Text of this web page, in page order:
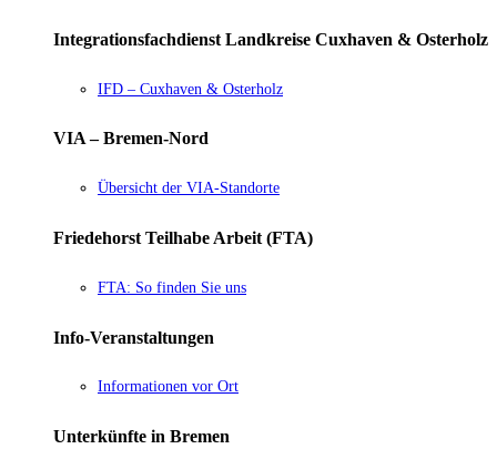
Integrationsfachdienst Landkreise Cuxhaven & Osterholz
IFD – Cuxhaven & Osterholz
VIA – Bremen-Nord
Übersicht der VIA-Standorte
Friedehorst Teilhabe Arbeit (FTA)
FTA: So finden Sie uns
Info-Veranstaltungen
Informationen vor Ort
Unterkünfte in Bremen